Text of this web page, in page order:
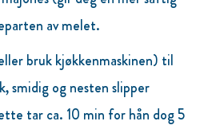
av melet.
bruk kjøkkenmaskinen) til
smidig og nesten slipper
tar ca. 10 min for hån dog 5